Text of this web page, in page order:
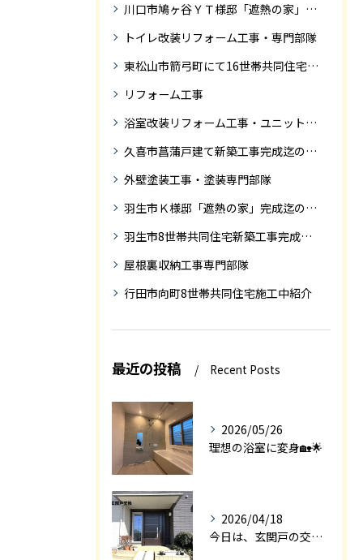
川口市鳩ヶ谷ＹＴ様邸「遮熱の家」工事状況
トイレ改装リフォーム工事・専門部隊
東松山市箭弓町にて16世帯共同住宅新築工事完成迄の紹介です。
リフォーム工事
浴室改装リフォーム工事・ユニットバス専門部隊
久喜市菖蒲戸建て新築工事完成迄の紹介
外壁塗装工事・塗装専門部隊
羽生市Ｋ様邸「遮熱の家」完成迄の紹介です
羽生市8世帯共同住宅新築工事完成迄の紹介
屋根裏収納工事専門部隊
行田市向町8世帯共同住宅施工中紹介
最近の投稿 Recent Posts
2026/05/26
理想の浴室に変身🏡🌟
2026/04/18
今日は、玄関戸の交換工事をご紹介します🚪✨。